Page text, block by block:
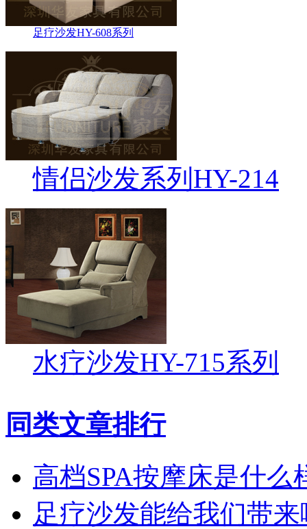
足疗沙发HY-608系列
情侣沙发系列HY-214
水疗沙发HY-715系列
同类文章排行
高档SPA按摩床是什么
足疗沙发能给我们带